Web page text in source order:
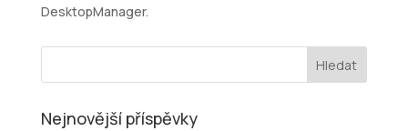
DesktopManager.
Nejnovější příspěvky